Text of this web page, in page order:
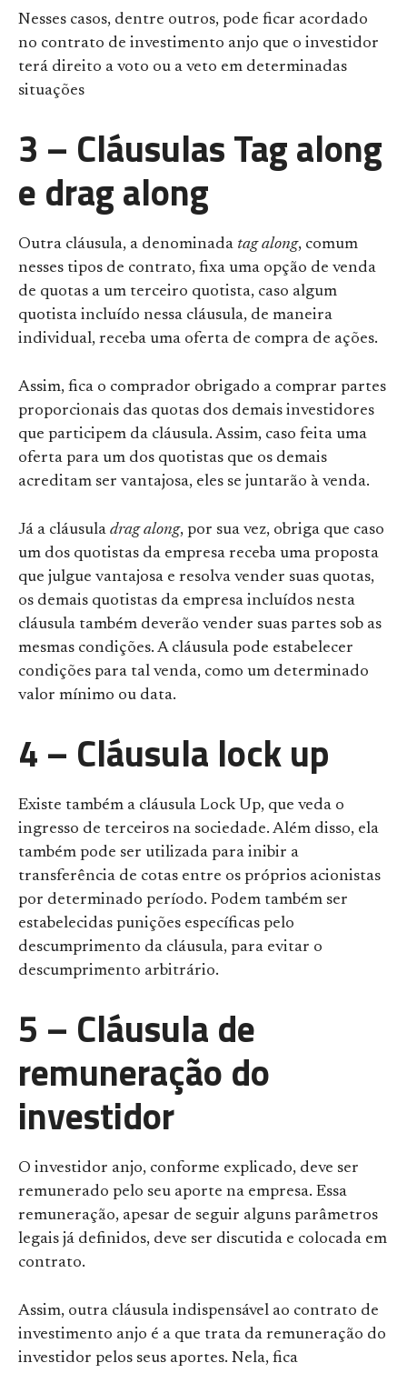
Nesses casos, dentre outros, pode ficar acordado
no contrato de investimento anjo que o investidor
terá direito a voto ou a veto em determinadas
situações
3 – Cláusulas Tag along
e drag along
Outra cláusula, a denominada tag along, comum
nesses tipos de contrato, fixa uma opção de venda
de quotas a um terceiro quotista, caso algum
quotista incluído nessa cláusula, de maneira
individual, receba uma oferta de compra de ações.
Assim, fica o comprador obrigado a comprar partes
proporcionais das quotas dos demais investidores
que participem da cláusula. Assim, caso feita uma
oferta para um dos quotistas que os demais
acreditam ser vantajosa, eles se juntarão à venda.
Já a cláusula drag along, por sua vez, obriga que caso
um dos quotistas da empresa receba uma proposta
que julgue vantajosa e resolva vender suas quotas,
os demais quotistas da empresa incluídos nesta
cláusula também deverão vender suas partes sob as
mesmas condições. A cláusula pode estabelecer
condições para tal venda, como um determinado
valor mínimo ou data.
4 – Cláusula lock up
Existe também a cláusula Lock Up, que veda o
ingresso de terceiros na sociedade. Além disso, ela
também pode ser utilizada para inibir a
transferência de cotas entre os próprios acionistas
por determinado período. Podem também ser
estabelecidas punições específicas pelo
descumprimento da cláusula, para evitar o
descumprimento arbitrário.
5 – Cláusula de
remuneração do
investidor
O investidor anjo, conforme explicado, deve ser
remunerado pelo seu aporte na empresa. Essa
remuneração, apesar de seguir alguns parâmetros
legais já definidos, deve ser discutida e colocada em
contrato.
Assim, outra cláusula indispensável ao contrato de
investimento anjo é a que trata da remuneração do
investidor pelos seus aportes. Nela, fica